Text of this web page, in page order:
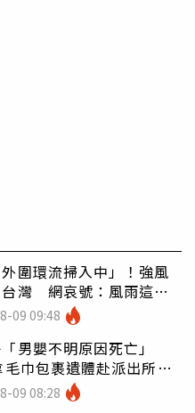
圍環流掃入中」！強風
台灣 網哀號：風雨這麼
09 09:48
男嬰不明原因死亡」
巾包裹遺體赴派出所報
09 08:28